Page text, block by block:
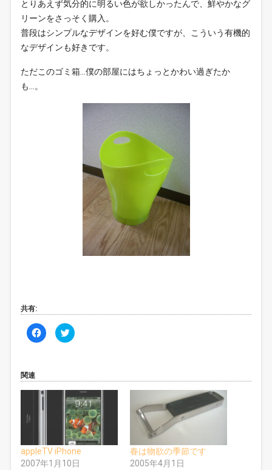
とりあえず気分的に明るい色が欲しかったんで、鮮やかなグ
リーンをさっそく購入。
普段はシンプルなデザインを好む僕ですが、こういう有機的
なデザインも好きです。
ただこのゴミ箱…僕の部屋にはちょっとかわい過ぎたか
も…。
共有:
F
a
k
で
共
す
リ
ッ
ク
ク
リ
w
i
t
t
e
r
で
共
有
(
新
し
関連
appleTV iPhone
2007年1月10日
春は物欲の季節です
2005年4月1日